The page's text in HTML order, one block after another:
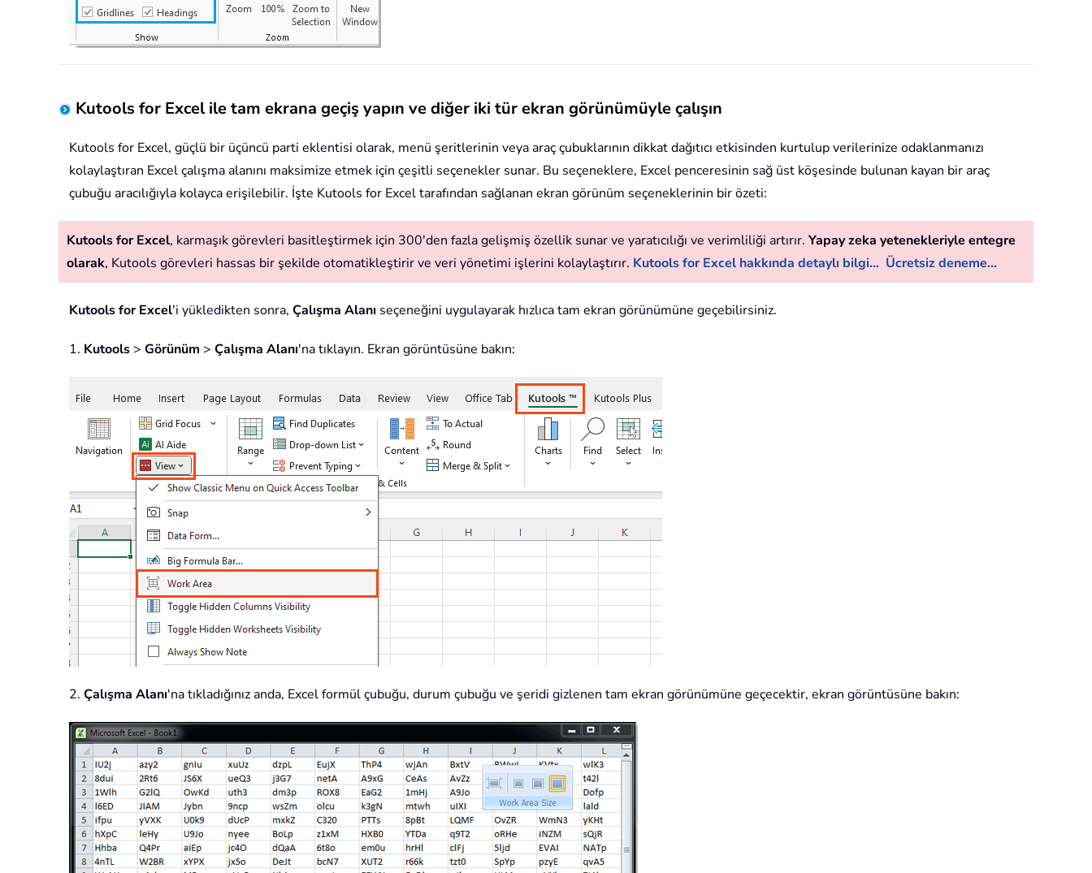
Kutools for Excel ile tam ekrana geçiş yapın ve diğer iki tür ekran görünümüyle çalışın
Kutools for Excel, güçlü bir üçüncü parti eklentisi olarak, menü şeritlerinin veya araç çubuklarının dikkat dağıtıcı etkisinden kurtulup verilerinize odaklanmanızı
kolaylaştıran Excel çalışma alanını maksimize etmek için çeşitli seçenekler sunar. Bu seçeneklere, Excel penceresinin sağ üst köşesinde bulunan kayan bir araç
çubuğu aracılığıyla kolayca erişilebilir. İşte Kutools for Excel tarafından sağlanan ekran görünüm seçeneklerinin bir özeti:
Kutools for Excel, karmaşık görevleri basitleştirmek için 300'den fazla gelişmiş özellik sunar ve yaratıcılığı ve verimliliği artırır. Yapay zeka yetenekleriyle entegre
olarak, Kutools görevleri hassas bir şekilde otomatikleştirir ve veri yönetimi işlerini kolaylaştırır. Kutools for Excel hakkında detaylı bilgi... Ücretsiz deneme...
Kutools for Excel'i yükledikten sonra, Çalışma Alanı seçeneğini uygulayarak hızlıca tam ekran görünümüne geçebilirsiniz.
1. Kutools > Görünüm > Çalışma Alanı'na tıklayın. Ekran görüntüsüne bakın:
2. Çalışma Alanı'na tıkladığınız anda, Excel formül çubuğu, durum çubuğu ve şeridi gizlenen tam ekran görünümüne geçecektir, ekran görüntüsüne bakın: